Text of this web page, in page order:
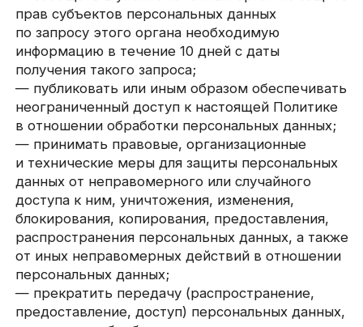
федеральными законами. Сведения
предоставляются субъекту персональных
данных Оператором в доступной форме, и в них
не должны содержаться персональные данные,
относящиеся к другим субъектам персональных
данных, за исключением случаев, когда
имеются законные основания для раскрытия
таких персональных данных. Перечень
информации и порядок ее получения
установлен Законом о персональных данных;
— требовать от оператора уточнения его
персональных данных, их блокирования или
уничтожения в случае, если персональные
данные являются неполными, устаревшими,
неточными, незаконно полученными или
не являются необходимыми для заявленной
цели обработки, а также принимать
предусмотренные законом меры по защите
своих прав;
— выдвигать условие предварительного
согласия при обработке персональных данных